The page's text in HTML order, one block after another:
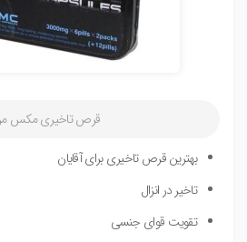
قرص تاخیری مکس من
بهترین قرص تاخیری برای آقایان
تاخیر در انزال
تقویت قوای جنسی